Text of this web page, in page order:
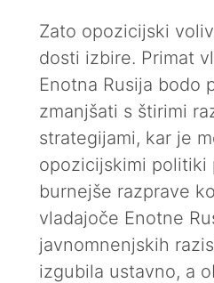
Zato opozicijski
dosti izbire. Primat
Enotna Rusija bodo
zmanjšati s štirimi
strategijami, kar je
opozicijskimi politiki
burnejše razprave
vladajoče Enotne
javnomnenjskih
izgubila ustavno, a